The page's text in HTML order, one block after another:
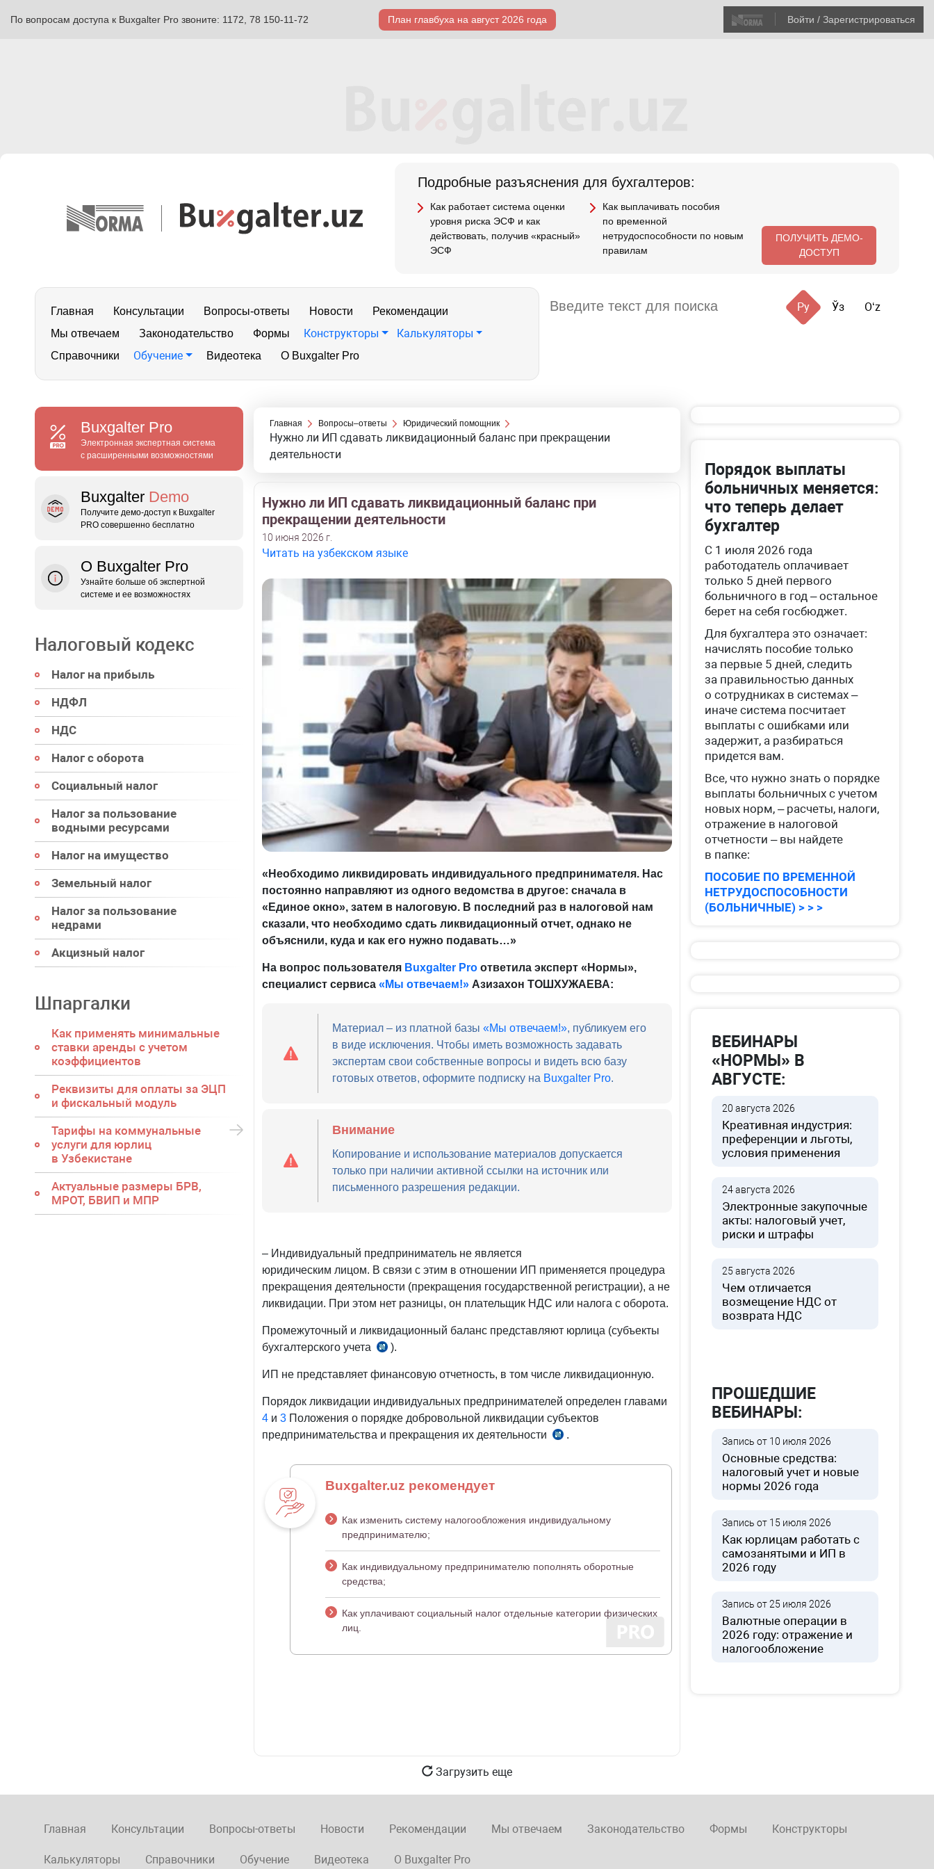
По вопросам доступа к Buxgalter Pro звоните: 1172, 78 150-11-72 План главбуха на август 2026 года Войти / Зарегистрироваться
Подробные разъяснения для бухгалтеров:
Как работает система оценки
уровня риска ЭСФ и как
действовать, получив «красный»
ЭСФ
Как выплачивать пособия
по временной
нетрудоспособности по новым
правилам
ПОЛУЧИТЬ ДЕМО-
ДОСТУП
Главная Консультации Вопросы-ответы Новости
Рекомендации
Мы отвечаем
Законодательство Формы Конструкторы Калькуляторы
Справочники Обучение Видеотека О Buxgalter Pro
Ру Ўз Oʻz
Buxgalter Pro
Электронная экспертная система
с расширенными возможностями
Buxgalter Demo
Получите демо‑доступ к Buxgalter
PRO совершенно бесплатно
О Buxgalter Pro
Узнайте больше об экспертной
системе и ее возможностях
Налоговый кодекс
Налог на прибыль
НДФЛ
НДС
Налог с оборота
Социальный налог
Налог за пользование
водными ресурсами
Налог на имущество
Земельный налог
Налог за пользование
недрами
Акцизный налог
Шпаргалки
Как применять минимальные
ставки аренды с учетом
коэффициентов
Реквизиты для оплаты за ЭЦП
и фискальный модуль
Тарифы на коммунальные
услуги для юрлиц
в Узбекистане
Актуальные размеры БРВ,
МРОТ, БВИП и МПР
Главная Вопросы–ответы Юридический помощник
Нужно ли ИП сдавать ликвидационный баланс при прекращении
деятельности
Нужно ли ИП сдавать ликвидационный баланс при
прекращении деятельности
10 июня 2026 г.
Читать на узбекском языке
«Необходимо ликвидировать индивидуального предпринимателя. Нас
постоянно направляют из одного ведомства в другое: сначала в
«Единое окно», затем в налоговую. В последний раз в налоговой нам
сказали, что необходимо сдать ликвидационный отчет, однако не
объяснили, куда и как его нужно подавать…»
На вопрос пользователя Buxgalter Proответила эксперт «Нормы»,
специалист сервиса «Мы отвечаем!»Азизахон ТОШХУЖАЕВА:
Материал – из платной базы «Мы отвечаем!», публикуем его
в виде исключения. Чтобы иметь возможность задавать
экспертам свои собственные вопросы и видеть всю базу
готовых ответов, оформите подписку на Buxgalter Pro.
Внимание
Копирование и использование материалов допускается
только при наличии активной ссылки на источник или
письменного разрешения редакции.
– Индивидуальный предприниматель не является
юридическим лицом. В связи с этим в отношении ИП применяется процедура
прекращения деятельности (прекращения государственной регистрации), а не
ликвидации. При этом нет разницы, он плательщик НДС или налога с оборота.
Промежуточный и ликвидационный баланс представляют юрлица (субъекты
бухгалтерского учета
ч.
6
ЗРУ
№279-
от
30.08.1996
).
ИП не представляет финансовую отчетность, в том числе ликвидационную.
Порядок ликвидации индивидуальных предпринимателей определен главами
4и 3Положения о порядке добровольной ликвидации субъектов
предпринимательства и прекращения их деятельности
п.
ПКМ
от
21.08.2019
.
Buxgalter.uz рекомендует
Как изменить систему налогообложения индивидуальному
предпринимателю;
Как индивидуальному предпринимателю пополнять оборотные
средства;
Как уплачивают социальный налог отдельные категории физических
лиц.
Загрузить еще
Порядок выплаты
больничных меняется:
что теперь делает
бухгалтер
С 1 июля 2026 года
работодатель оплачивает
только 5 дней первого
больничного в год – остальное
берет на себя госбюджет.
Для бухгалтера это означает:
начислять пособие только
за первые 5 дней, следить
за правильностью данных
о сотрудниках в системах –
иначе система посчитает
выплаты с ошибками или
задержит, а разбираться
придется вам.
Все, что нужно знать о порядке
выплаты больничных с учетом
новых норм, – расчеты, налоги,
отражение в налоговой
отчетности – вы найдете
в папке:
ПОСОБИЕ ПО ВРЕМЕННОЙ
НЕТРУДОСПОСОБНОСТИ
(БОЛЬНИЧНЫЕ) > > >
ВЕБИНАРЫ
«НОРМЫ» В
АВГУСТЕ:
20 августа 2026
Креативная индустрия:
преференции и льготы,
условия применения
24 августа 2026
Электронные закупочные
акты: налоговый учет,
риски и штрафы
25 августа 2026
Чем отличается
возмещение НДС от
возврата НДС
ПРОШЕДШИЕ
ВЕБИНАРЫ:
Запись от 10 июля 2026
Основные средства:
налоговый учет и новые
нормы 2026 года
Запись от 15 июля 2026
Как юрлицам работать с
самозанятыми и ИП в
2026 году
Запись от 25 июля 2026
Валютные операции в
2026 году: отражение и
налогообложение
Главная Консультации Вопросы-ответы Новости Рекомендации Мы отвечаем Законодательство Формы Конструкторы
Калькуляторы Справочники Обучение Видеотека О Buxgalter Pro